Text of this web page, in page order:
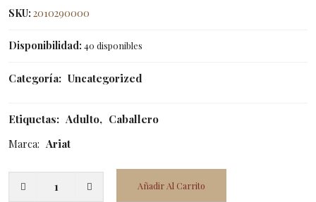
SKU: 2010290000
Disponibilidad: 40 disponibles
Categoría: Uncategorized
Etiquetas: Adulto, Caballero
Marca: Ariat
Añadir Al Carrito